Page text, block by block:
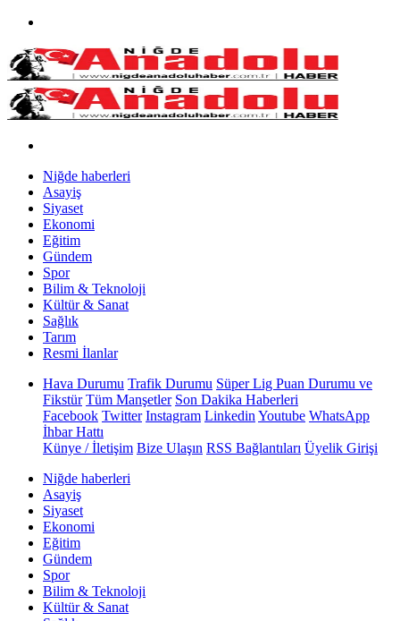
Niğde haberleri
Asayiş
Siyaset
Ekonomi
Eğitim
Gündem
Spor
Bilim & Teknoloji
Kültür & Sanat
Sağlık
Tarım
Resmi İlanlar
Hava Durumu Trafik Durumu Süper Lig Puan Durumu ve
Fikstür Tüm Manşetler Son Dakika Haberleri
Facebook Twitter Instagram Linkedin Youtube WhatsApp
İhbar Hattı
Künye / İletişim Bize Ulaşın RSS Bağlantıları Üyelik Girişi
Niğde haberleri
Asayiş
Siyaset
Ekonomi
Eğitim
Gündem
Spor
Bilim & Teknoloji
Kültür & Sanat